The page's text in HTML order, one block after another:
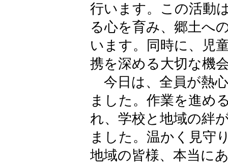
行います。この活動
る心を育み、郷土へ
います。同時に、児
携を深める大切な機
今日は、全員が熱
ました。作業を進め
れ、学校と地域の絆
ました。温かく見守
地域の皆様、本当に